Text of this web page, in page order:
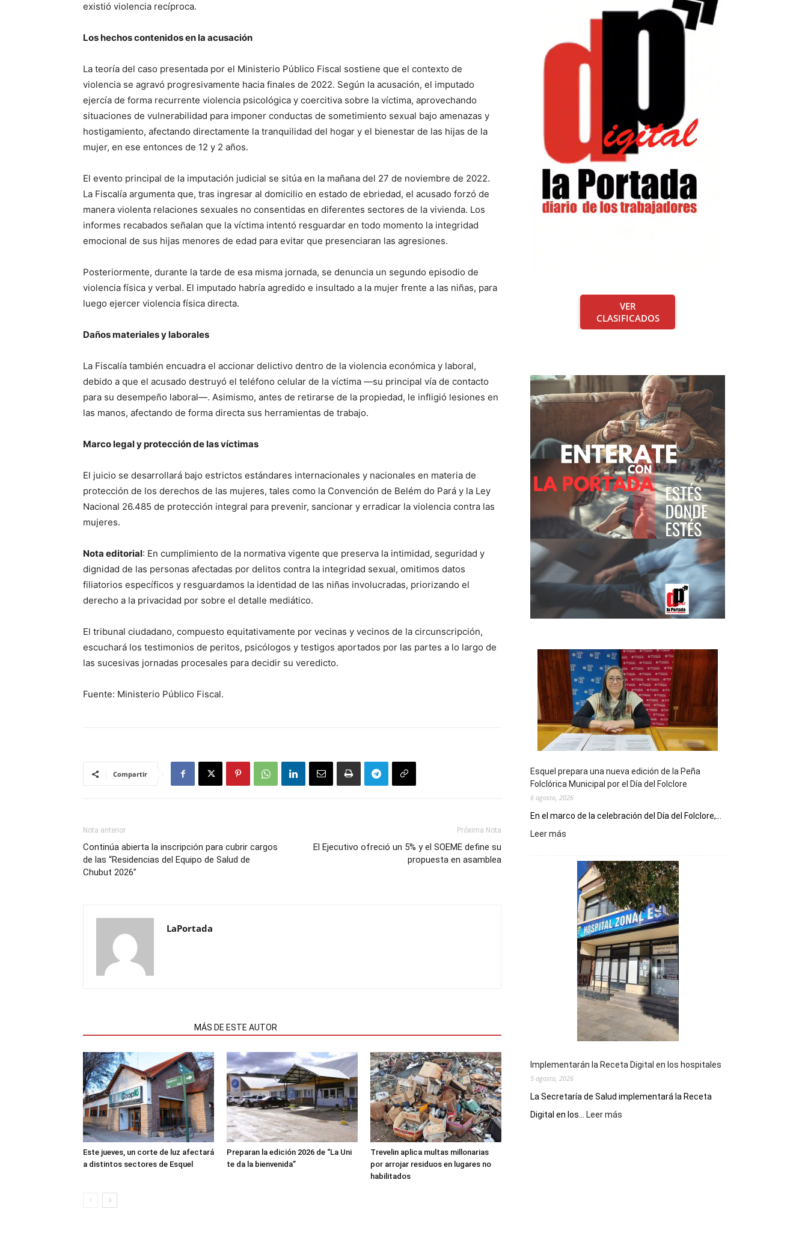
existió violencia recíproca.
Los hechos contenidos en la acusación
La teoría del caso presentada por el Ministerio Público Fiscal sostiene que el contexto de
violencia se agravó progresivamente hacia finales de 2022. Según la acusación, el imputado
ejercía de forma recurrente violencia psicológica y coercitiva sobre la víctima, aprovechando
situaciones de vulnerabilidad para imponer conductas de sometimiento sexual bajo amenazas y
hostigamiento, afectando directamente la tranquilidad del hogar y el bienestar de las hijas de la
mujer, en ese entonces de 12 y 2 años.
El evento principal de la imputación judicial se sitúa en la mañana del 27 de noviembre de 2022.
La Fiscalía argumenta que, tras ingresar al domicilio en estado de ebriedad, el acusado forzó de
manera violenta relaciones sexuales no consentidas en diferentes sectores de la vivienda. Los
informes recabados señalan que la víctima intentó resguardar en todo momento la integridad
emocional de sus hijas menores de edad para evitar que presenciaran las agresiones.
Posteriormente, durante la tarde de esa misma jornada, se denuncia un segundo episodio de
violencia física y verbal. El imputado habría agredido e insultado a la mujer frente a las niñas, para
luego ejercer violencia física directa.
Daños materiales y laborales
La Fiscalía también encuadra el accionar delictivo dentro de la violencia económica y laboral,
debido a que el acusado destruyó el teléfono celular de la víctima —su principal vía de contacto
para su desempeño laboral—. Asimismo, antes de retirarse de la propiedad, le infligió lesiones en
las manos, afectando de forma directa sus herramientas de trabajo.
Marco legal y protección de las víctimas
El juicio se desarrollará bajo estrictos estándares internacionales y nacionales en materia de
protección de los derechos de las mujeres, tales como la Convención de Belém do Pará y la Ley
Nacional 26.485 de protección integral para prevenir, sancionar y erradicar la violencia contra las
mujeres.
Nota editorial: En cumplimiento de la normativa vigente que preserva la intimidad, seguridad y
dignidad de las personas afectadas por delitos contra la integridad sexual, omitimos datos
filiatorios específicos y resguardamos la identidad de las niñas involucradas, priorizando el
derecho a la privacidad por sobre el detalle mediático.
El tribunal ciudadano, compuesto equitativamente por vecinas y vecinos de la circunscripción,
escuchará los testimonios de peritos, psicólogos y testigos aportados por las partes a lo largo de
las sucesivas jornadas procesales para decidir su veredicto.
Fuente: Ministerio Público Fiscal.
Compartir
Nota anterior
Continúa abierta la inscripción para cubrir cargos
de las “Residencias del Equipo de Salud de
Chubut 2026”
Próxima Nota
El Ejecutivo ofreció un 5% y el SOEME define su
propuesta en asamblea
LaPortada
MÁS DE ESTE AUTOR
Este jueves, un corte de luz afectará
a distintos sectores de Esquel
Preparan la edición 2026 de “La Uni
te da la bienvenida”
Trevelin aplica multas millonarias
por arrojar residuos en lugares no
habilitados
VER
CLASIFICADOS
Esquel prepara una nueva edición de la Peña
Folclórica Municipal por el Día del Folclore
6 agosto, 2026
En el marco de la celebración del Día del Folclore,...
Leer más
nueva
edición
Peña
Folclórica
Municipal
por
Día
Folclore
Implementarán la Receta Digital en los hospitales
5 agosto, 2026
La Secretaría de Salud implementará la Receta
Digital en los...
Leer más